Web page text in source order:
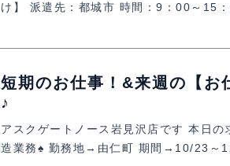
け】 派遣先：都城市 時間：9：00～15
短期のお仕事！&来週の【お
♪
アスクゲートノース岩見沢店です 本日
造業務♠ 勤務地→由仁町 期間→10/23～